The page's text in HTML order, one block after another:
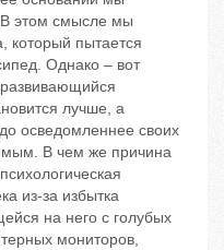
этом смысле мы
который пытается
Однако – вот
лучше, а
осведомленнее своих
В чем же причина
из-за избытка
на него с голубых
мониторов,